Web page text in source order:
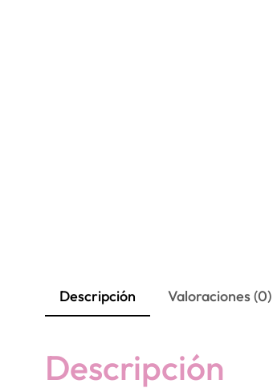
Descripción Valoraciones (0)
Descripción